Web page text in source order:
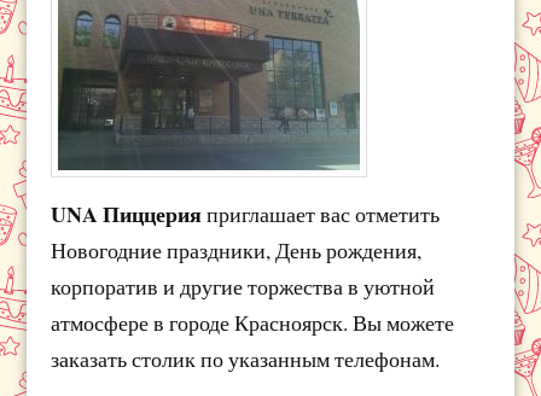
UNA Пиццерияприглашает вас отметить
Новогодние праздники, День рождения,
корпоратив и другие торжества в уютной
атмосфере в городе Красноярск. Вы можете
заказать столик по указанным телефонам.